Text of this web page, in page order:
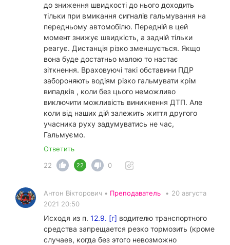
до зниження швидкості до нього доходить
тільки при вмикання сигналів гальмування на
передньому автомобілю. Передній в цей
момент знижує швидкість, а задній тільки
реагує. Дистанція різко зменшується. Якщо
вона буде достатньо малою то настає
зіткнення. Враховуючі такі обставини ПДР
забороняють водіям різко гальмувати крім
випадків , коли без цього неможливо
виключити можливість виникнення ДТП. Але
коли від наших дій залежить життя другого
учасника руху задумуватись не час,
Гальмуємо.
Ответить
22
22 0
Антон Вікторович • Преподаватель • 20 августа
2021 20:50
Исходя из п. 12.9. [г] водителю транспортного
средства запрещается резко тормозить (кроме
случаев, когда без этого невозможно